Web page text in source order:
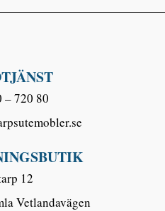
– 720 80
12
Vetlandavägen